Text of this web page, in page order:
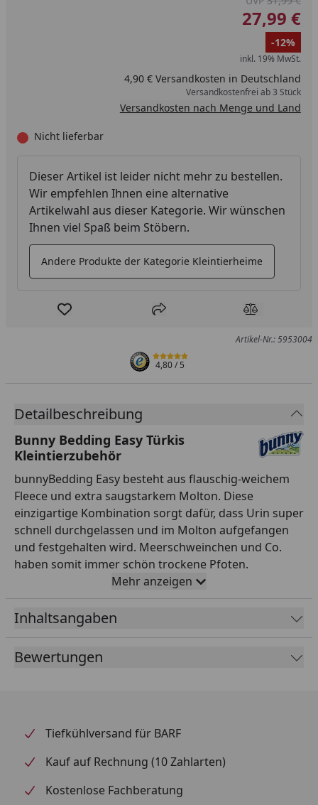
27,99 €
-12%
inkl. 19% MwSt.
4,90 € Versandkosten in Deutschland
Versandkostenfrei ab 3 Stück
Versandkosten nach Menge und Land
Nicht lieferbar
Dieser Artikel ist leider nicht mehr zu bestellen.
Wir empfehlen Ihnen eine alternative
Artikelwahl aus dieser Kategorie. Wir wünschen
Ihnen viel Spaß beim Stöbern.
Andere Produkte der Kategorie Kleintierheime
Produkt zur Wunschliste hinzufügen
Teilen Produkt
Artikel-Nr.: 5953004
4,80/ 5
Detailbeschreibung
Bunny Bedding Easy Türkis
Kleintierzubehör
bunnyBedding Easy besteht aus flauschig-weichem
Fleece und extra saugstarkem Molton. Diese
einzigartige Kombination sorgt dafür, dass Urin super
schnell durchgelassen und im Molton aufgefangen
und festgehalten wird. Meerschweinchen und Co.
haben somit immer schön trockene Pfoten.
Außerdem rutschen sie auf der Matte nicht und
können ausgelassen umherflitzen. Nebenbei ist die
Reinigung des Geheges super leicht, denn das
„Schleppen“, Lagern und die Entsorgung von Einstreu
sind nicht notwendig. Und das
Allerbeste: bunnyBedding Easy staubt nicht und ist
Mehr anzeigen
Inhaltsangaben
Bewertungen
Tiefkühlversand für BARF
Kauf auf Rechnung (10 Zahlarten)
Kostenlose Fachberatung